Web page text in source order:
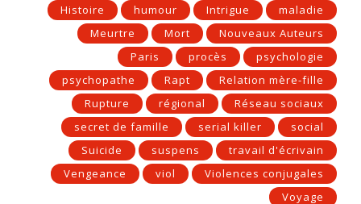
Histoire
humour Intrigue
maladie
Meurtre
Mort
Nouveaux Auteurs
Paris
procès
psychologie
psychopathe
Rapt
Relation mère-fille
Rupture
régional
Réseau sociaux
secret de famille
serial killer
social
Suicide
suspens
travail d'écrivain
Vengeance
viol
Violences conjugales
Voyage